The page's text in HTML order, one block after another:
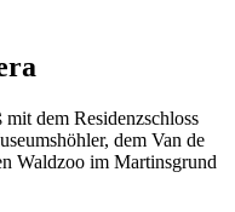
dem Residenzschloss
dem Van de
Waldzoo im Martinsgrund